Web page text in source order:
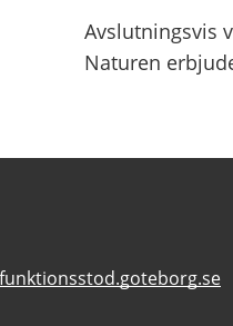
Avslutningsvis
Naturen